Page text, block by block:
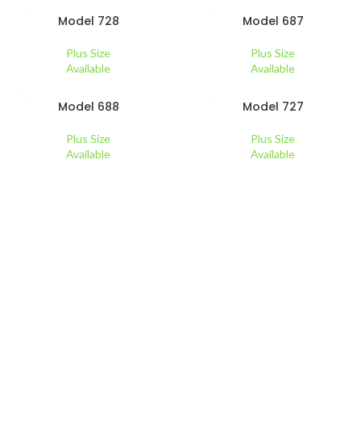
Model 728
Plus Size
Available
Model 687
Plus Size
Available
Model 688
Plus Size
Available
Model 727
Plus Size
Available